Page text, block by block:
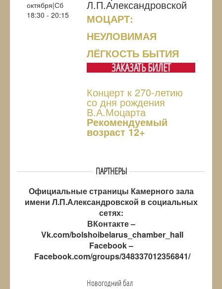
октября|Сб
18:30 - 20:15
Л.П.Александровской
МОЦАРТ:
НЕУЛОВИМАЯ
ЛЁГКОСТЬ БЫТИЯ
ЗАКАЗАТЬ БИЛЕТ
Концерт к 270-летию
со дня рождения
В.А.Моцарта
Рекомендуемый
возраст 12+
ПАРТНЕРЫ
Официальные страницы Камерного зала
имени Л.П.Александровской в социальных
сетях:
ВКонтакте –
Vk.com/bolshoibelarus_chamber_hall
Facebook –
Facebook.com/groups/348337012356841/
Новогодний бал